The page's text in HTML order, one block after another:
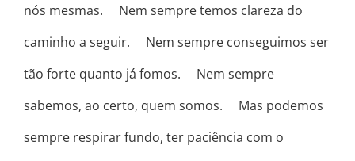
nós mesmas. ⠀ Nem sempre temos clareza do
caminho a seguir. ⠀ Nem sempre conseguimos ser
tão forte quanto já fomos. ⠀ Nem sempre
sabemos, ao certo, quem somos. ⠀ Mas podemos
sempre respirar fundo, ter paciência com o